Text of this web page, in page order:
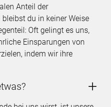
Anteil der
du in keiner Weise
Oft gelingt es uns,
Einsparungen von
indem wir ihre